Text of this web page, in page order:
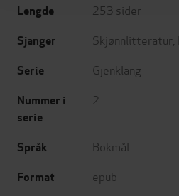
Lengde 253 sider
Sjanger Skjønnlitteratur
Serie Gjenklang
Nummer i
serie
2
Språk Bokmål
Format epub